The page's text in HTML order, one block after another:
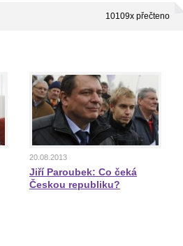
10109x přečteno
20.08.2013
Jiří Paroubek: Co čeká
Českou republiku?